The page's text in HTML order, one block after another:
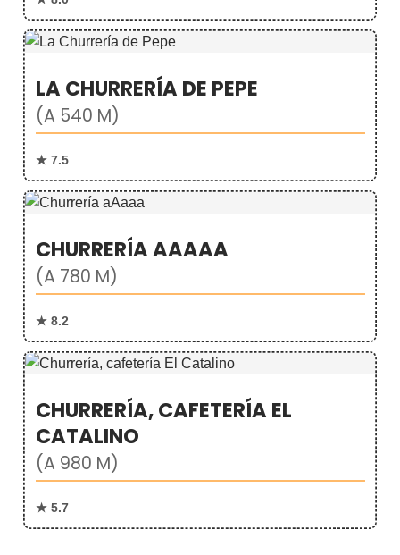
LA CHURRERÍA DE PEPE
(A 540 M)
★ 7.5
CHURRERÍA AAAAA
(A 780 M)
★ 8.2
CHURRERÍA, CAFETERÍA EL
CATALINO
(A 980 M)
★ 5.7